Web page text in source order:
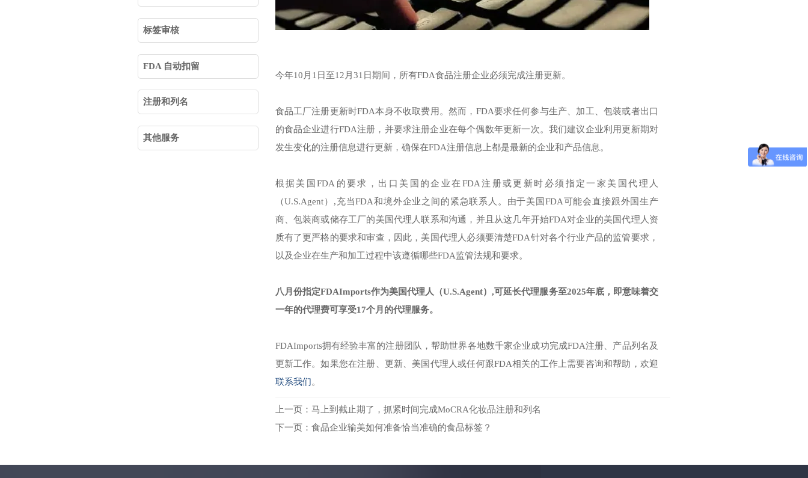
标签审核
FDA 自动扣留
注册和列名
其他服务
今年10月1日至12月31日期间，所有FDA食品注册企业必须完成注册更新。
食品工厂注册更新时FDA本身不收取费用。然而，FDA要求任何参与生产、加工、包装或者出口
的食品企业进行FDA注册，并要求注册企业在每个偶数年更新一次。我们建议企业利用更新期对
发生变化的注册信息进行更新，确保在FDA注册信息上都是最新的企业和产品信息。
根据美国FDA的要求，出口美国的企业在FDA注册或更新时必须指定一家美国代理人
（U.S.Agent）,充当FDA和境外企业之间的紧急联系人。由于美国FDA可能会直接跟外国生产
商、包装商或储存工厂的美国代理人联系和沟通，并且从这几年开始FDA对企业的美国代理人资
质有了更严格的要求和审查，因此，美国代理人必须要清楚FDA针对各个行业产品的监管要求，
以及企业在生产和加工过程中该遵循哪些FDA监管法规和要求。
八月份指定FDAImports作为美国代理人（U.S.Agent）,可延长代理服务至2025年底，即意味着交
一年的代理费可享受17个月的代理服务。
FDAImports拥有经验丰富的注册团队，帮助世界各地数千家企业成功完成FDA注册、产品列名及
更新工作。如果您在注册、更新、美国代理人或任何跟FDA相关的工作上需要咨询和帮助，欢迎
联系我们。
上一页： 马上到截止期了，抓紧时间完成MoCRA化妆品注册和列名
下一页： 食品企业输美如何准备恰当准确的食品标签？